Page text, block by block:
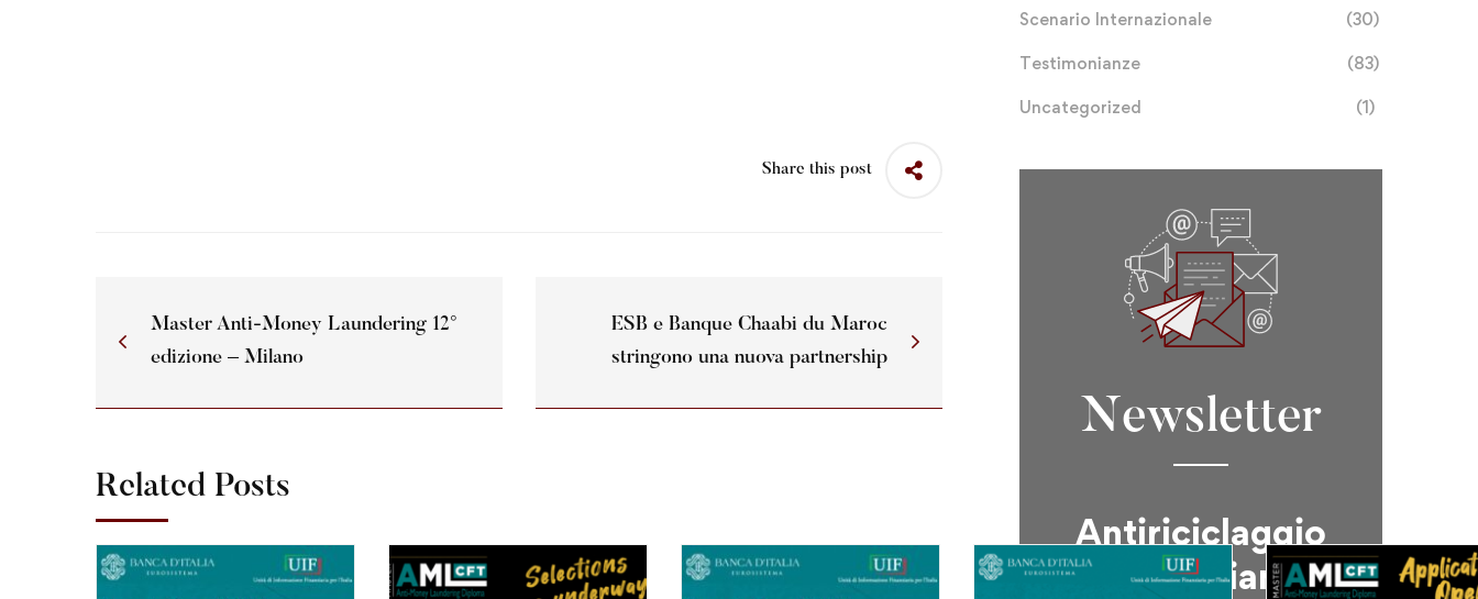
Share this post
Master Anti-Money Laundering 12°
edizione – Milano
ESB e Banque Chaabi du Maroc
stringono una nuova partnership
Related Posts
Scenario Internazionale (30)
Testimonianze (83)
Uncategorized (1)
Newsletter
Antiriciclaggio
& Compliance